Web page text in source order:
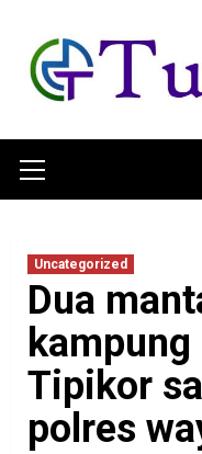
content
Menu
Uncategorized
Dua
Tipikor
polres